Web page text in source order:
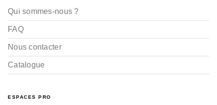
Qui sommes-nous ?
FAQ
Nous contacter
Catalogue
ESPACES PRO